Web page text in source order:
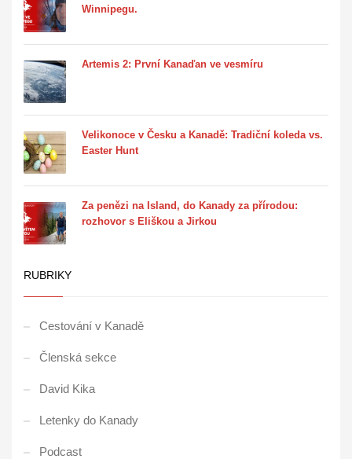
Winnipegu.
Artemis 2: První Kanaďan ve vesmíru
Velikonoce v Česku a Kanadě: Tradiční koleda vs.
Easter Hunt
Za penězi na Island, do Kanady za přírodou:
rozhovor s Eliškou a Jirkou
RUBRIKY
Cestování v Kanadě
Členská sekce
David Kika
Letenky do Kanady
Podcast